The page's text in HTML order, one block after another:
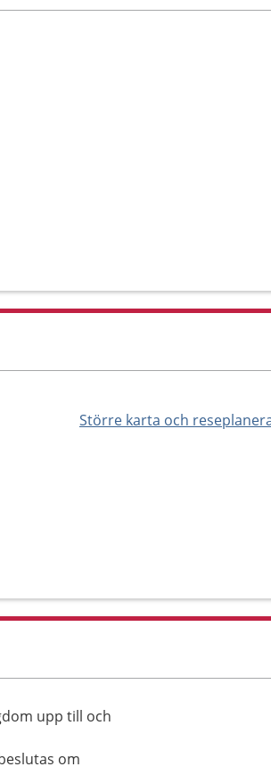
Större karta och
upp till och
om